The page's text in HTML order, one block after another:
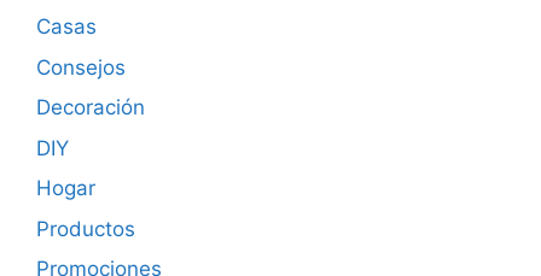
Casas
Consejos
Decoración
DIY
Hogar
Productos
Promociones